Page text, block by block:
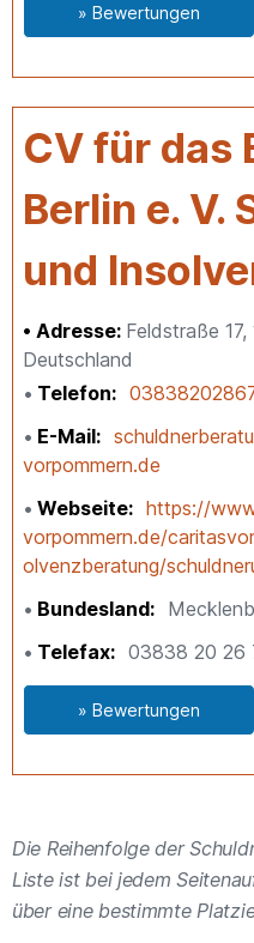
» Bewertungen
CV für das
Berlin e. V.
und
Adresse: Feldstraße
Deutschland
Telefon
E-Mail
vorpommern.de
Webseite
https://
vorpommern.de/
olvenzberatung/
Bundesland
Telefax
03838 20 26
» Bewertungen
Die Reihenfolge der
Liste ist bei jedem
über eine bestimmte